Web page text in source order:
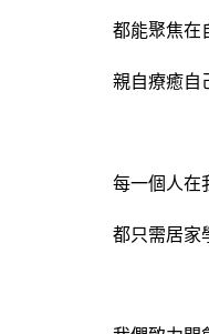
都能聚焦在
親自療癒自
每一個人在
都只需居家